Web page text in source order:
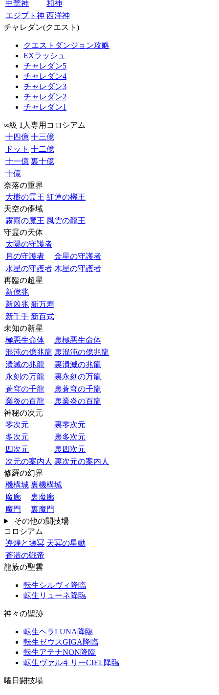
中華神
和神
エジプト神 西洋神
チャレダン(クエスト)
クエストダンジョン攻略
EXラッシュ
チャレダン5
チャレダン4
チャレダン3
チャレダン2
チャレダン1
∞級 1人専用コロシアム
十四億 十三億
ドット 十二億
十一億 裏十億
十億
奈落の重界
大樹の霊王 紅蓮の機王
天空の儚域
霧雨の魔王 風雲の龍王
守霊の天体
太陽の守護者
月の守護者
金星の守護者
水星の守護者 木星の守護者
再臨の超星
新億兆
新凶兆 新万寿
新千手 新百式
未知の新星
極悪生命体
裏極悪生命体
混沌の億兆龍 裏混沌の億兆龍
潰滅の兆龍
裏潰滅の兆龍
永刻の万龍
裏永刻の万龍
蒼穹の千龍
裏蒼穹の千龍
業炎の百龍
裏業炎の百龍
神秘の次元
零次元
裏零次元
多次元
裏多次元
四次元
裏四次元
次元の案内人 裏次元の案内人
修羅の幻界
機構城 裏機構城
魔廊
裏魔廊
魔門
裏魔門
その他の闘技場
コロシアム
導煌と壊冥 天冥の星動
蒼潜の戦帝
龍族の聖雲
転生シルヴィ降臨
転生リューネ降臨
神々の聖跡
転生ヘラLUNA降臨
転生ゼウスGIGA降臨
転生アテナNON降臨
転生ヴァルキリーCIEL降臨
曜日闘技場